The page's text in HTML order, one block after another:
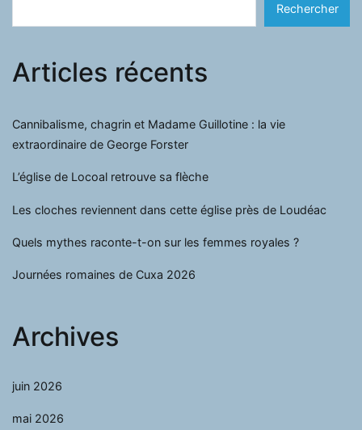
Rechercher
Articles récents
Cannibalisme, chagrin et Madame Guillotine : la vie
extraordinaire de George Forster
L’église de Locoal retrouve sa flèche
Les cloches reviennent dans cette église près de Loudéac
Quels mythes raconte-t-on sur les femmes royales ?
Journées romaines de Cuxa 2026
Archives
juin 2026
mai 2026